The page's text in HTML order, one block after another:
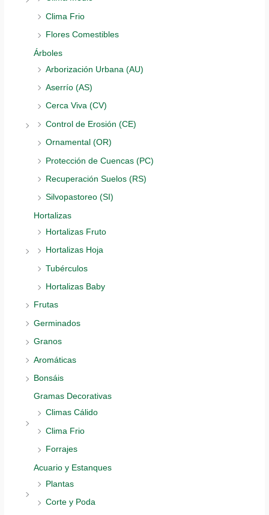
Clima Frio
Flores Comestibles
Árboles
Arborización Urbana (AU)
Aserrío (AS)
Cerca Viva (CV)
Control de Erosión (CE)
Ornamental (OR)
Protección de Cuencas (PC)
Recuperación Suelos (RS)
Silvopastoreo (SI)
Hortalizas
Hortalizas Fruto
Hortalizas Hoja
Tubérculos
Hortalizas Baby
Frutas
Germinados
Granos
Aromáticas
Bonsáis
Gramas Decorativas
Climas Cálido
Clima Frio
Forrajes
Acuario y Estanques
Plantas
Corte y Poda